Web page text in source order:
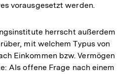
vorausgesetzt werden.
herrscht außerdem
mit welchem Typus von
Einkommen bzw. Vermögen
Als offene Frage nach einem